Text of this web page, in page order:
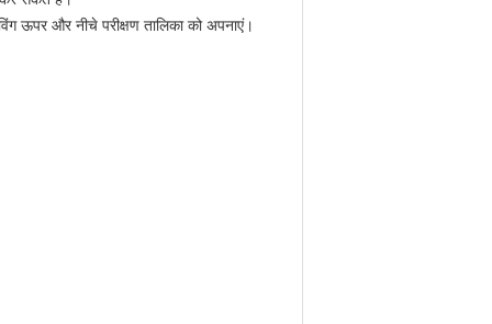
ऊपर और नीचे परीक्षण तालिका को अपनाएं।